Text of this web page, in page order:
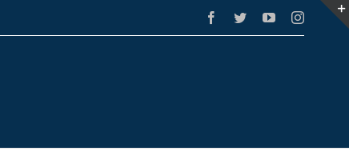
Facebook
TwitterYouTube